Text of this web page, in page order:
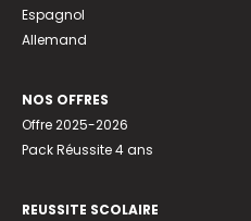
Espagnol
Allemand
NOS OFFRES
Offre 2025-2026
Pack Réussite 4 ans
REUSSITE SCOLAIRE